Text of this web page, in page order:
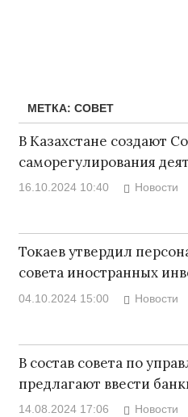
МЕТКА: СОВЕТ
В Казахстане создают
саморегулирования
16.10.2024 10:40 Новости
Токаев утвердил
совета иностранных
04.10.2024 15:00 Новости
В состав совета по
предлагают ввести
14.08.2024 17:06 Новости